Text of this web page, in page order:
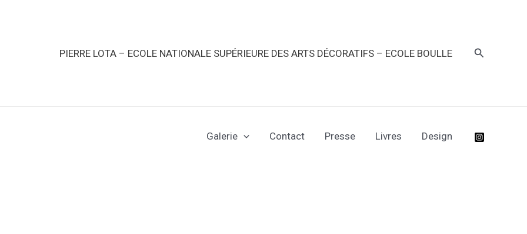
PIERRE LOTA – ECOLE NATIONALE SUPÉRIEURE DES ARTS DÉCORATIFS – ECOLE BOULLE
Galerie Contact Presse Livres Design